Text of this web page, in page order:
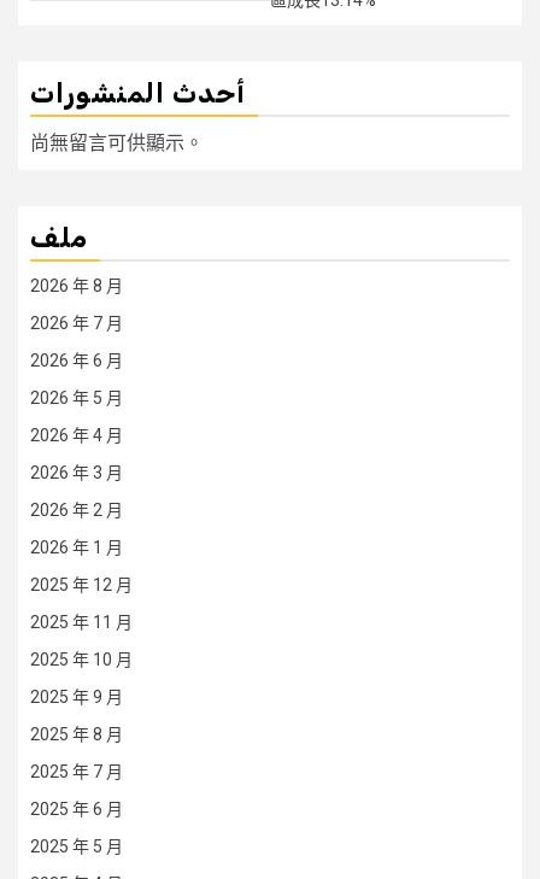
أحدث المنشورات
尚無留言可供顯示。
ملف
2026 年 8 月
2026 年 7 月
2026 年 6 月
2026 年 5 月
2026 年 4 月
2026 年 3 月
2026 年 2 月
2026 年 1 月
2025 年 12 月
2025 年 11 月
2025 年 10 月
2025 年 9 月
2025 年 8 月
2025 年 7 月
2025 年 6 月
2025 年 5 月